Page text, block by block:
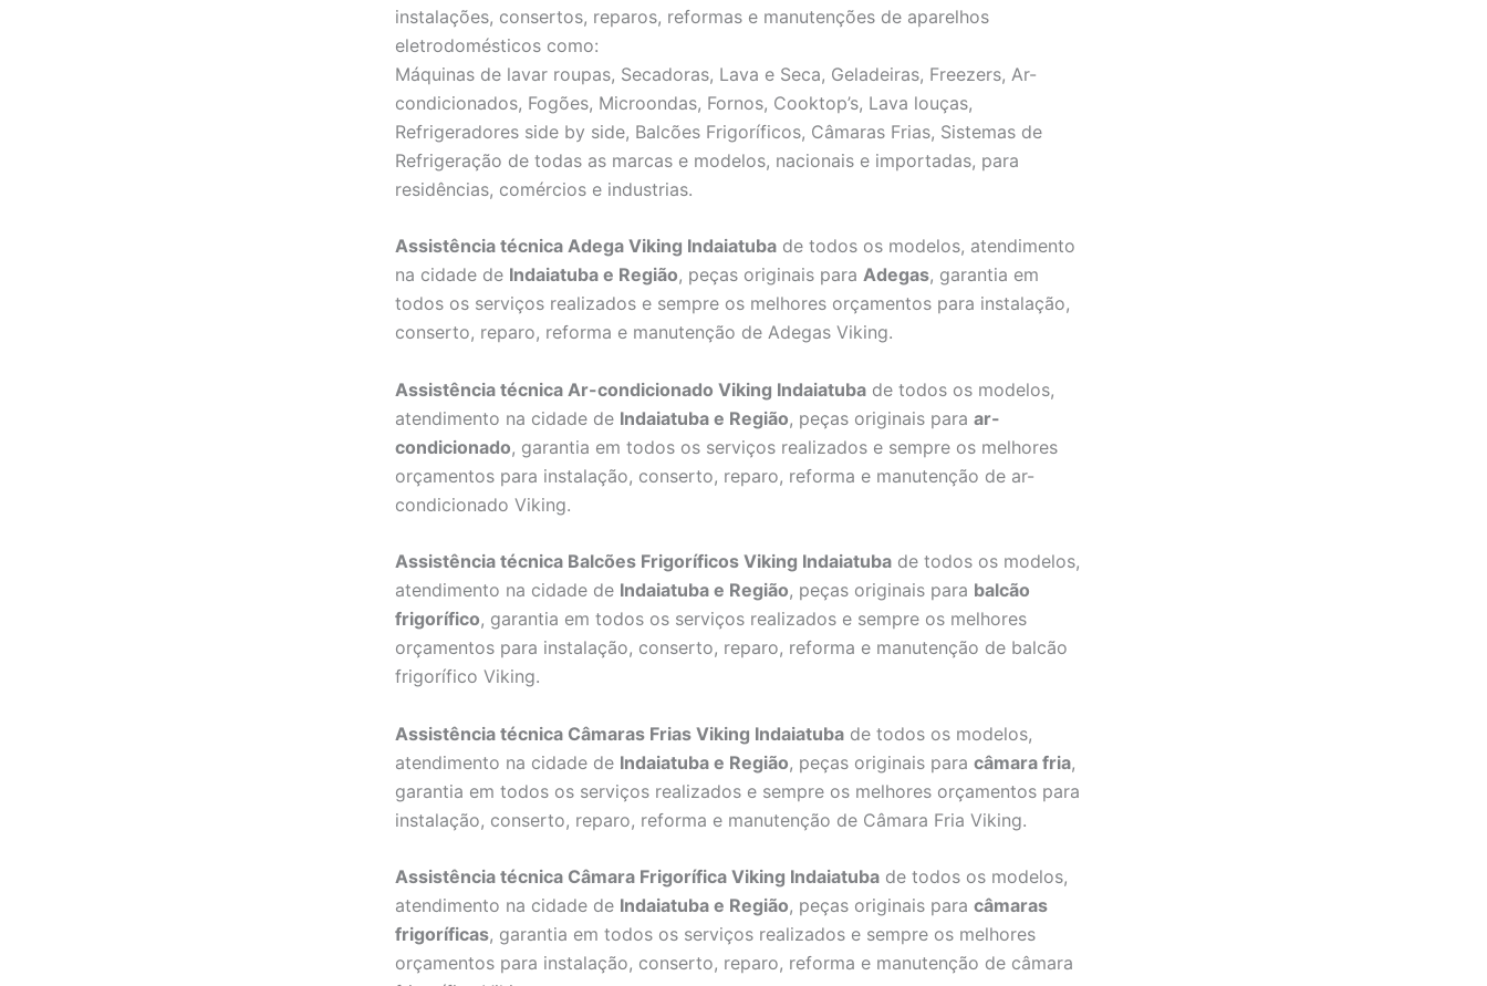
instalações, consertos, reparos, reformas e manutenções de aparelhos
eletrodomésticos como:
Máquinas de lavar roupas, Secadoras, Lava e Seca, Geladeiras, Freezers, Ar-
condicionados, Fogões, Microondas, Fornos, Cooktop’s, Lava louças,
Refrigeradores side by side, Balcões Frigoríficos, Câmaras Frias, Sistemas de
Refrigeração de todas as marcas e modelos, nacionais e importadas, para
residências, comércios e industrias.
Assistência técnica Adega Viking Indaiatuba de todos os modelos, atendimento
na cidade de Indaiatuba e Região, peças originais para Adegas, garantia em
todos os serviços realizados e sempre os melhores orçamentos para instalação,
conserto, reparo, reforma e manutenção de Adegas Viking.
Assistência técnica Ar-condicionado Viking Indaiatuba de todos os modelos,
atendimento na cidade de Indaiatuba e Região, peças originais para ar-
condicionado, garantia em todos os serviços realizados e sempre os melhores
orçamentos para instalação, conserto, reparo, reforma e manutenção de ar-
condicionado Viking.
Assistência técnica Balcões Frigoríficos Viking Indaiatuba de todos os modelos,
atendimento na cidade de Indaiatuba e Região, peças originais para balcão
frigorífico, garantia em todos os serviços realizados e sempre os melhores
orçamentos para instalação, conserto, reparo, reforma e manutenção de balcão
frigorífico Viking.
Assistência técnica Câmaras Frias Viking Indaiatuba de todos os modelos,
atendimento na cidade de Indaiatuba e Região, peças originais para câmara fria,
garantia em todos os serviços realizados e sempre os melhores orçamentos para
instalação, conserto, reparo, reforma e manutenção de Câmara Fria Viking.
Assistência técnica Câmara Frigorífica Viking Indaiatuba de todos os modelos,
atendimento na cidade de Indaiatuba e Região, peças originais para câmaras
frigoríficas, garantia em todos os serviços realizados e sempre os melhores
orçamentos para instalação, conserto, reparo, reforma e manutenção de câmara